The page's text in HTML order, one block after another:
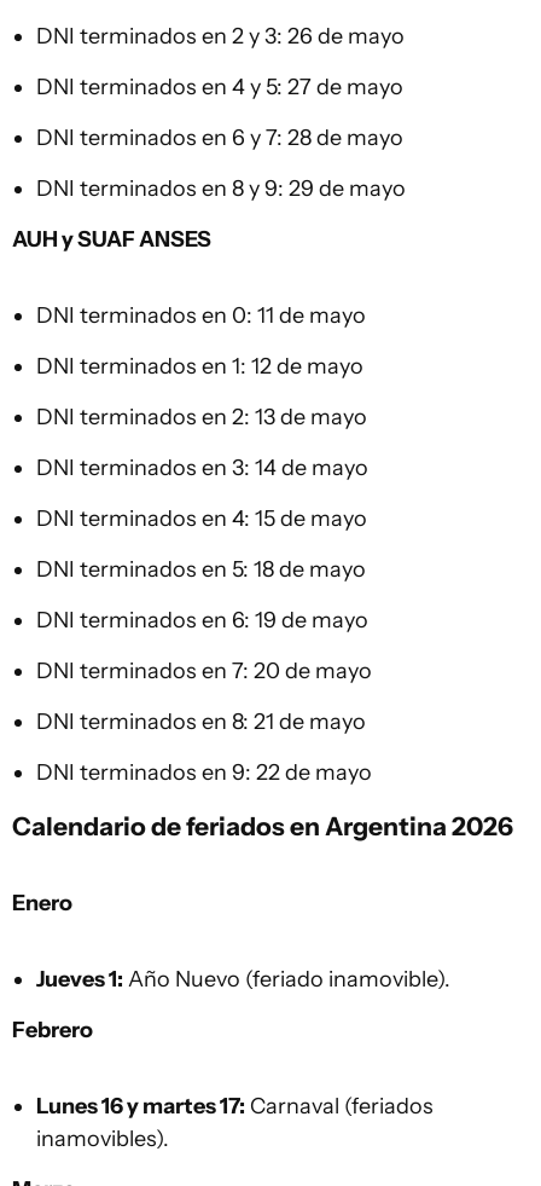
DNI terminados en 2 y 3: 26 de mayo
DNI terminados en 4 y 5: 27 de mayo
DNI terminados en 6 y 7: 28 de mayo
DNI terminados en 8 y 9: 29 de mayo
AUH y SUAF ANSES
DNI terminados en 0: 11 de mayo
DNI terminados en 1: 12 de mayo
DNI terminados en 2: 13 de mayo
DNI terminados en 3: 14 de mayo
DNI terminados en 4: 15 de mayo
DNI terminados en 5: 18 de mayo
DNI terminados en 6: 19 de mayo
DNI terminados en 7: 20 de mayo
DNI terminados en 8: 21 de mayo
DNI terminados en 9: 22 de mayo
Calendario de feriados en Argentina 2026
Enero
Jueves 1: Año Nuevo (feriado inamovible).
Febrero
Lunes 16 y martes 17: Carnaval (feriados
inamovibles).